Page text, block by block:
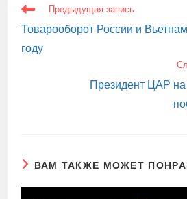
ЕЩЕ
СТАТЬИ
Предыдущая запись
Товарооборот России и
году
Президент ЦАР
ВАМ ТАКЖЕ МОЖЕТ